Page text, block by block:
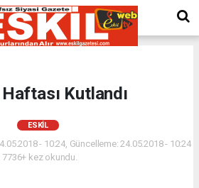
Kutlandı
ESKİL
- 10:24, Güncelleme: 24.05.2018 - 10:24
7736+ kez okundu.